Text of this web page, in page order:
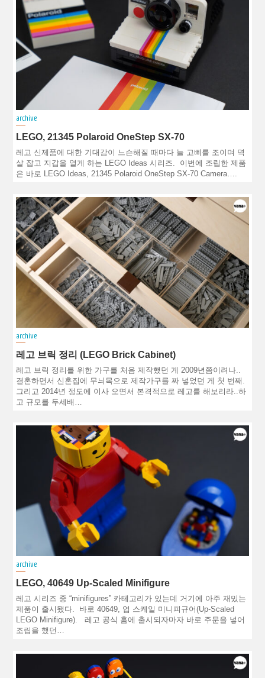
archive
LEGO, 21345 Polaroid OneStep SX-70
레고 신제품에 대한 기대감이 느슨해질 때마다 늘 고삐를 조이며 멱
살 잡고 지갑을 열게 하는 LEGO Ideas 시리즈. 이번에 조립한 제품
은 바로 LEGO Ideas, 21345 Polaroid OneStep SX-70 Camera….
archive
레고 브릭 정리 (LEGO Brick Cabinet)
레고 브릭 정리를 위한 가구를 처음 제작했던 게 2009년쯤이려나..
결혼하면서 신혼집에 무늬목으로 제작가구를 짜 넣었던 게 첫 번째.
그리고 2014년 정도에 이사 오면서 본격적으로 레고를 해보리라..하
고 규모를 두세배…
archive
LEGO, 40649 Up-Scaled Minifigure
레고 시리즈 중 “minifigures” 카테고리가 있는데 거기에 아주 재밌는
제품이 출시됐다. 바로 40649, 업 스케일 미니피규어(Up-Scaled
LEGO Minifigure). 레고 공식 홈에 출시되자마자 바로 주문을 넣어
조립을 했던…